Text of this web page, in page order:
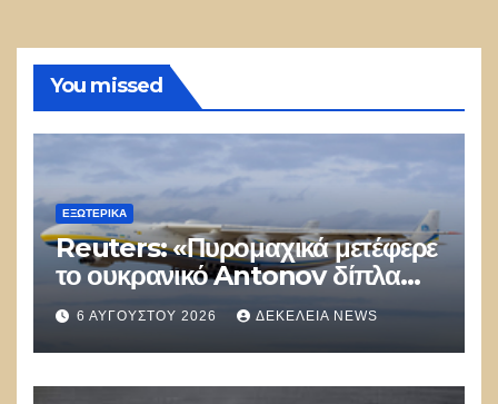
You missed
ΕΞΩΤΕΡΙΚΑ
Reuters: «Πυρομαχικά μετέφερε
το ουκρανικό Antonov δίπλα
στο οποίο βρέθηκε το drone στη
Λειψία»
6 ΑΥΓΟΎΣΤΟΥ 2026 ΔΕΚΈΛΕΙΑ NEWS